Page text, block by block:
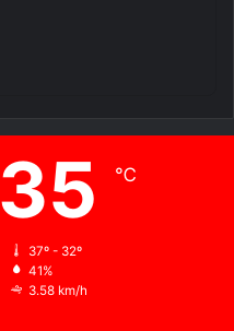
35 ℃
37º - 32º
41%
3.58 km/h